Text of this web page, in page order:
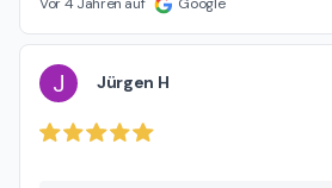
J Jürgen H